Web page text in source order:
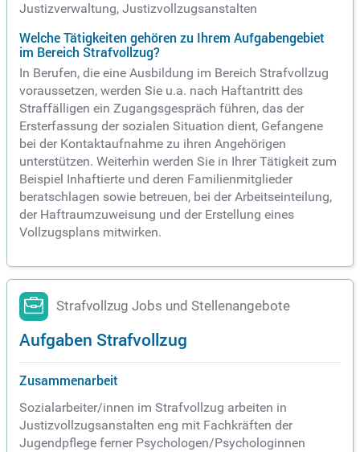
Justizverwaltung, Justizvollzugsanstalten
Welche Tätigkeiten gehören zu Ihrem Aufgabengebiet
im Bereich Strafvollzug?
In Berufen, die eine Ausbildung im Bereich Strafvollzug
voraussetzen, werden Sie u.a. nach Haftantritt des
Straffälligen ein Zugangsgespräch führen, das der
Ersterfassung der sozialen Situation dient, Gefangene
bei der Kontaktaufnahme zu ihren Angehörigen
unterstützen. Weiterhin werden Sie in Ihrer Tätigkeit zum
Beispiel Inhaftierte und deren Familienmitglieder
beratschlagen sowie betreuen, bei der Arbeitseinteilung,
der Haftraumzuweisung und der Erstellung eines
Vollzugsplans mitwirken.
Strafvollzug Jobs und Stellenangebote
Aufgaben Strafvollzug
Zusammenarbeit
Sozialarbeiter/innen im Strafvollzug arbeiten in
Justizvollzugsanstalten eng mit Fachkräften der
Jugendpflege ferner Psychologen/Psychologinnen